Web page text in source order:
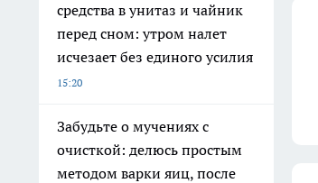
средства в унитаз и чайник
перед сном: утром налет
исчезает без единого усилия
15:20
Забудьте о мучениях с
очисткой: делюсь простым
методом варки яиц, после